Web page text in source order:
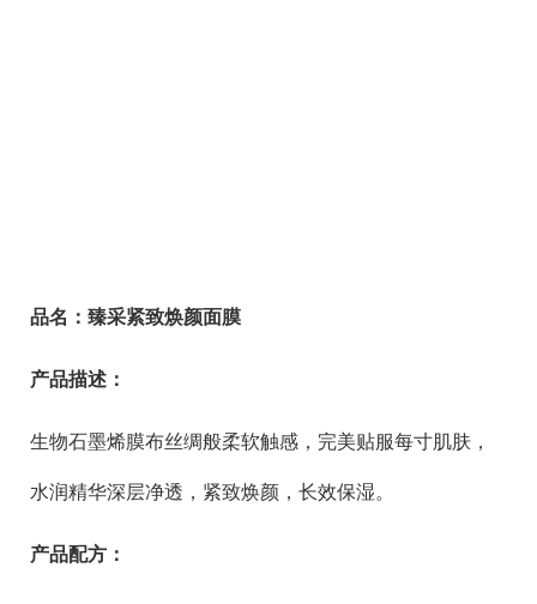
品名： 臻采紧致焕颜面膜
产品描述：
生物石墨烯膜布丝绸般柔软触感，完美贴服每寸肌肤 ，
水润精华深层净透，紧致焕颜，长效保湿。
产品配方：